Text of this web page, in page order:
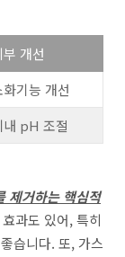
부 개선
화기능 개선
내 pH 조절
제거하는 핵심적
과도 있어, 특히
습니다. 또, 가스